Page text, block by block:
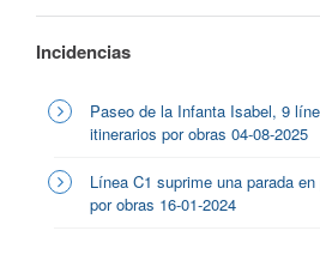
Incidencias
Paseo de la Infanta Isabel, 9
itinerarios por obras 04-08-2025
Línea C1 suprime una parada
por obras 16-01-2024